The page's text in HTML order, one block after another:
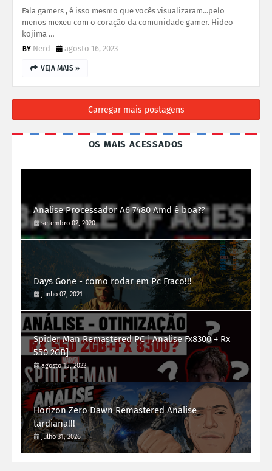
Fala gamers , é isso mesmo que vocês visualizaram...pelo
menos mexeu com o coração da comunidade gamer. Hideo
kojima …
Nerd
agosto 16, 2023
VEJA MAIS »
Carregar mais postagens
OS MAIS ACESSADOS
Analise Processador A6 7480 Amd é boa??
setembro 02, 2020
Days Gone - como rodar em Pc Fraco!!!
junho 07, 2021
Spider Man Remastered PC [ Analise Fx8300 + Rx
550 2GB]
agosto 15, 2022
Horizon Zero Dawn Remastered Analise
tardiana!!!
julho 31, 2026